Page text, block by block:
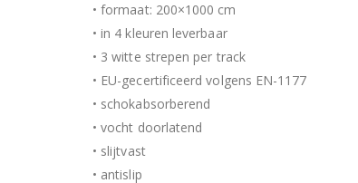
• formaat: 200×1000 cm
• in 4 kleuren leverbaar
• 3 witte strepen per track
• EU-gecertificeerd volgens EN-1177
• schokabsorberend
• vocht doorlatend
• slijtvast
• antislip